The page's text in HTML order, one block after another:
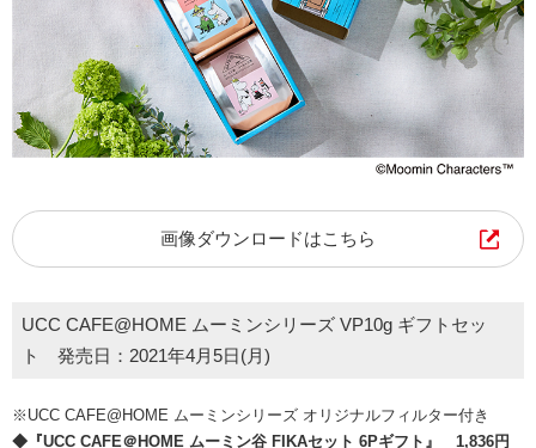
画像ダウンロードはこちら
UCC CAFE@HOME ムーミンシリーズ VP10g ギフトセッ
ト 発売日：2021年4月5日(月)
※UCC CAFE@HOME ムーミンシリーズ オリジナルフィルター付き
◆『UCC CAFE＠HOME ムーミン谷 FIKAセット 6Pギフト』 1,836円